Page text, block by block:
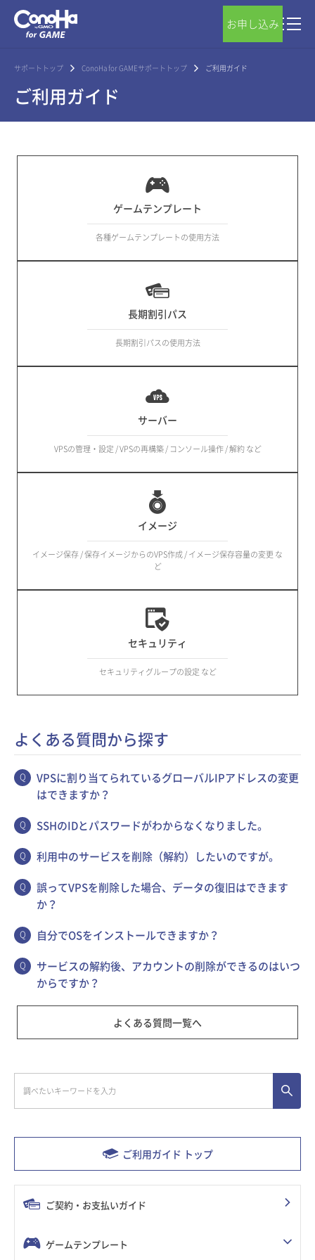
お申し込み
サポートトップ ConoHa for GAMEサポートトップ ご利用ガイド
ご利用ガイド
ご利用ガイド トップ
ご契約・お支払いガイド
ゲームテンプレート
ゲームテンプレート
各種ゲームテンプレートの使用方法
長期割引パス
長期割引パスの使用方法
サーバー
VPSの管理・設定 / VPSの再構築 / コンソール操作 / 解約 など
イメージ
イメージ保存 / 保存イメージからのVPS作成 / イメージ保存容量の変更 な
ど
セキュリティ
セキュリティグループの設定 など
よくある質問から探す
VPSに割り当てられているグローバルIPアドレスの変更
はできますか？
SSHのIDとパスワードがわからなくなりました。
利用中のサービスを削除（解約）したいのですが。
誤ってVPSを削除した場合、データの復旧はできます
か？
自分でOSをインストールできますか？
サービスの解約後、アカウントの削除ができるのはいつ
からですか？
よくある質問一覧へ